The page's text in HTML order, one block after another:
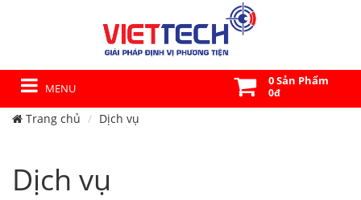
MENU
0 Sản Phẩm
0đ
Trang chủ Dịch vụ
Dịch vụ